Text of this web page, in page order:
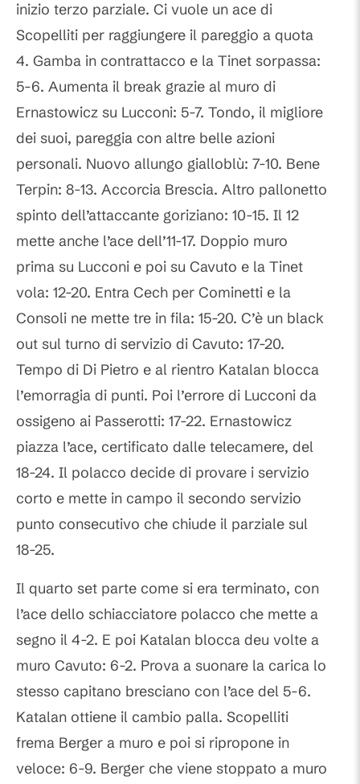
inizio terzo parziale. Ci vuole un ace di
Scopelliti per raggiungere il pareggio a quota
4. Gamba in contrattacco e la Tinet sorpassa:
5-6. Aumenta il break grazie al muro di
Ernastowicz su Lucconi: 5-7. Tondo, il migliore
dei suoi, pareggia con altre belle azioni
personali. Nuovo allungo gialloblù: 7-10. Bene
Terpin: 8-13. Accorcia Brescia. Altro pallonetto
spinto dell’attaccante goriziano: 10-15. Il 12
mette anche l’ace dell’11-17. Doppio muro
prima su Lucconi e poi su Cavuto e la Tinet
vola: 12-20. Entra Cech per Cominetti e la
Consoli ne mette tre in fila: 15-20. C’è un black
out sul turno di servizio di Cavuto: 17-20.
Tempo di Di Pietro e al rientro Katalan blocca
l’emorragia di punti. Poi l’errore di Lucconi da
ossigeno ai Passerotti: 17-22. Ernastowicz
piazza l’ace, certificato dalle telecamere, del
18-24. Il polacco decide di provare i servizio
corto e mette in campo il secondo servizio
punto consecutivo che chiude il parziale sul
18-25.
Il quarto set parte come si era terminato, con
l’ace dello schiacciatore polacco che mette a
segno il 4-2. E poi Katalan blocca deu volte a
muro Cavuto: 6-2. Prova a suonare la carica lo
stesso capitano bresciano con l’ace del 5-6.
Katalan ottiene il cambio palla. Scopelliti
frema Berger a muro e poi si ripropone in
veloce: 6-9. Berger che viene stoppato a muro